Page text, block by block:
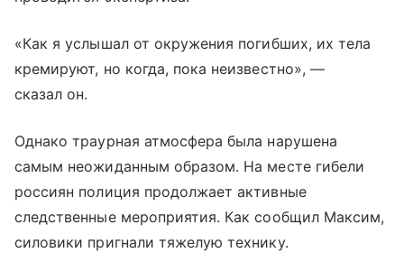
«Как я услышал от окружения погибших, их тела
кремируют, но когда, пока неизвестно», —
сказал он.
Однако траурная атмосфера была нарушена
самым неожиданным образом. На месте гибели
россиян полиция продолжает активные
следственные мероприятия. Как сообщил Максим,
силовики пригнали тяжелую технику.